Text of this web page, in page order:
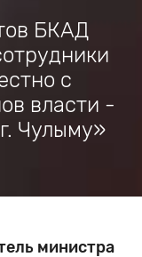
БКАД
с
власти -
Чулыму»
министра